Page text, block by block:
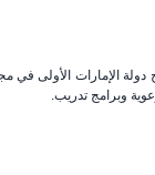
الإمارات الأولى في
وبرامج تدريب.